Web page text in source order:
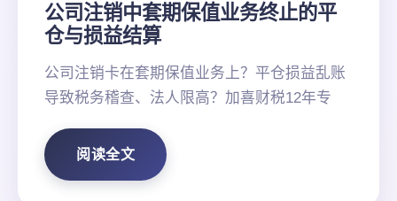
公司注销中套期保值业务终止的平
仓与损益结算
公司注销卡在套期保值业务上？平仓损益乱账
导致税务稽查、法人限高？加喜财税12年专
阅读全文